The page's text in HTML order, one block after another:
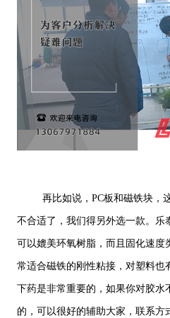
再比如说，PC板和磁铁块，
不合适了，我们得另外选一款。乐
可以媲美环氧树脂，而且固化速度
常适合磁铁的刚性粘接，对塑料也
下药是非常重要的，如果你对胶水
的，可以很好的辅助大家，联系方